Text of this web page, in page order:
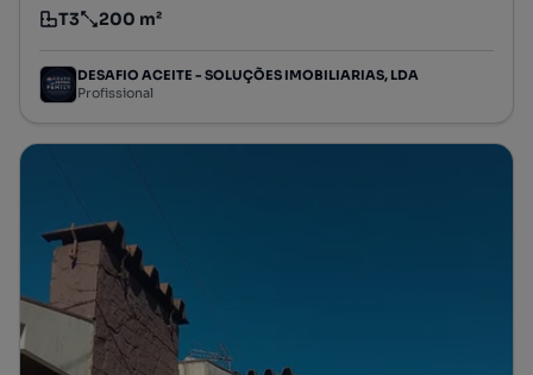
Tipologia
T3
Preço por metro quadrado
200 m²
DESAFIO ACEITE - SOLUÇÕES IMOBILIARIAS, LDA
Profissional